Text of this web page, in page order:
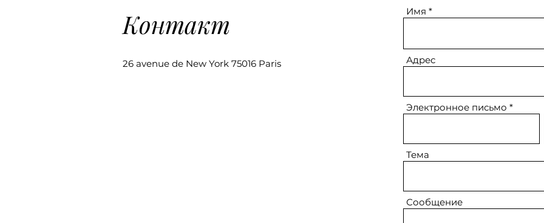
Контакт
26 avenue de New York 75016 Paris
Имя
Адрес
Электронное письмо
Тема
Сообщение